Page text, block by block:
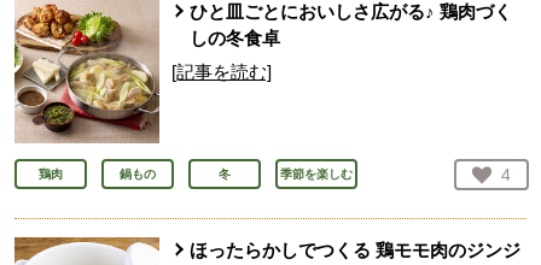
ひと皿ごとにおいしさ広がる♪ 鶏肉づく
しの冬食卓
[記事を読む]
鶏肉 鍋もの 冬 季節を楽しむ お気
4
人
ほったらかしでつくる 鶏モモ肉のジンジ